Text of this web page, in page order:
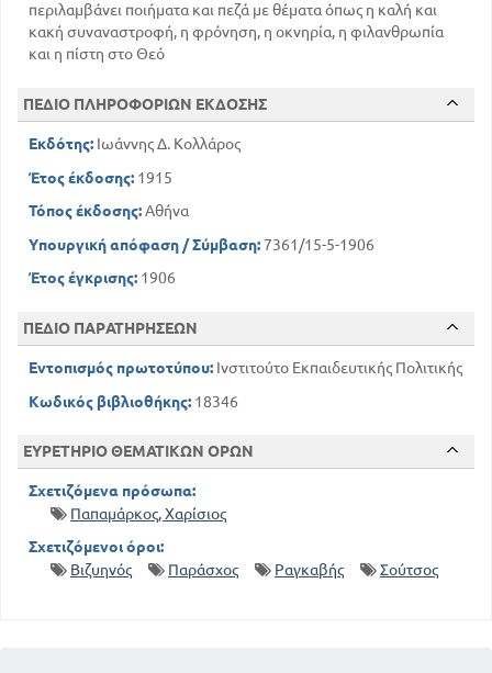
περιλαμβάνει ποιήματα και πεζά με θέματα όπως η καλή και
κακή συναναστροφή, η φρόνηση, η οκνηρία, η φιλανθρωπία
και η πίστη στο Θεό
ΠΕΔΙΟ ΠΛΗΡΟΦΟΡΙΩΝ ΕΚΔΟΣΗΣ
Εκδότης: Ιωάννης Δ. Κολλάρος
Έτος έκδοσης: 1915
Τόπος έκδοσης:Αθήνα
Υπουργική απόφαση / Σύμβαση:7361/15-5-1906
Έτος έγκρισης: 1906
ΠΕΔΙΟ ΠΑΡΑΤΗΡΗΣΕΩΝ
Εντοπισμός πρωτοτύπου: Ινστιτούτο Εκπαιδευτικής Πολιτικής
Κωδικός βιβλιοθήκης: 18346
ΕΥΡΕΤΗΡΙΟ ΘΕΜΑΤΙΚΩΝ ΟΡΩΝ
Σχετιζόμενα πρόσωπα:
Παπαμάρκος, Χαρίσιος
Σχετιζόμενοι όροι:
Βιζυηνός
Παράσχος Ραγκαβής Σούτσος